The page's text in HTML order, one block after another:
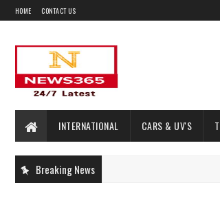
HOME CONTACT US
INTERNATIONAL CARS & UV'S
Breaking News